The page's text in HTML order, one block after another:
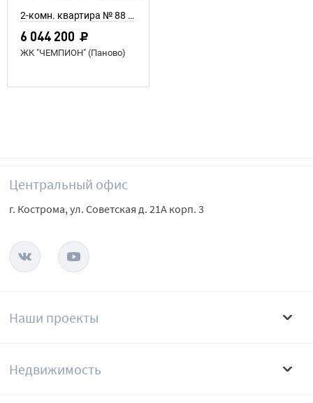
2-комн. квартира № 88 пл. 64,3 м²
6 044 200
ЖК "ЧЕМПИОН" (Паново)
Наши проекты
Недвижимость
Центральный офис
г. Кострома, ул. Советская д. 21А корп. 3